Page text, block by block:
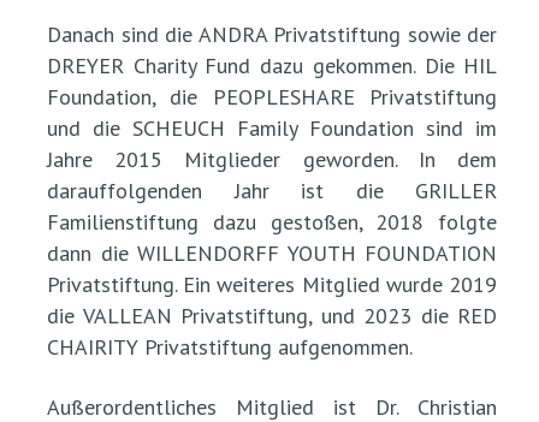
Danach sind die ANDRA Privatstiftung sowie der
DREYER Charity Fund dazu gekommen. Die HIL
Foundation, die PEOPLESHARE Privatstiftung
und die SCHEUCH Family Foundation sind im
Jahre 2015 Mitglieder geworden. In dem
darauffolgenden Jahr ist die GRILLER
Familienstiftung dazu gestoßen, 2018 folgte
dann die WILLENDORFF YOUTH FOUNDATION
Privatstiftung. Ein weiteres Mitglied wurde 2019
die VALLEAN Privatstiftung, und 2023 die RED
CHAIRITY Privatstiftung aufgenommen.
Außerordentliches Mitglied ist Dr. Christian